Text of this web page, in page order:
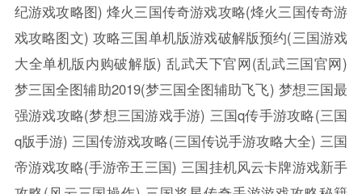
纪游戏攻略图) 烽火三国传奇游戏攻略(烽火三国传奇游
戏攻略图文) 攻略三国单机版游戏破解版预约(三国游戏
大全单机版内购破解版) 乱武天下官网(乱武三国官网)
梦三国全图辅助2019(梦三国全图辅助飞飞) 梦想三国最
强游戏攻略(梦想三国游戏手游) 三国q传手游攻略(三国
q版手游) 三国传游戏攻略(三国传说手游攻略大全) 三国
帝游戏攻略(手游帝王三国) 三国挂机风云卡牌游戏新手